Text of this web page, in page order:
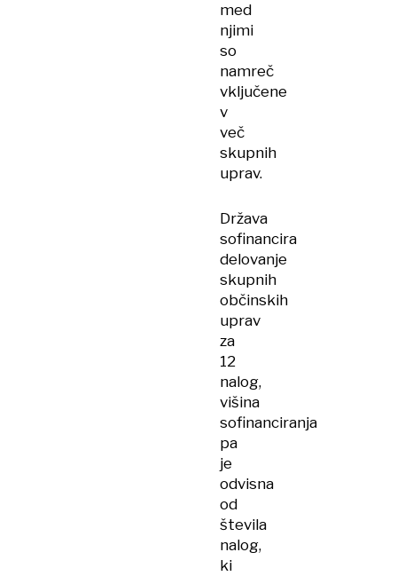
med
njimi
so
namreč
vključene
v
več
skupnih
uprav.
Država
sofinancira
delovanje
skupnih
občinskih
uprav
za
12
nalog,
višina
sofinanciranja
pa
je
odvisna
od
števila
nalog,
ki